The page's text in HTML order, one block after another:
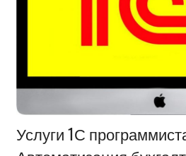
Информация
Услуги 1С